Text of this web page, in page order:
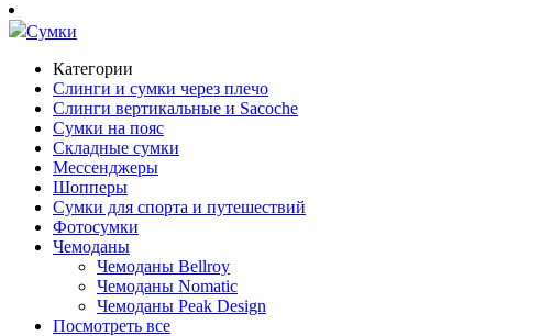
Сумки
Категории
Слинги и сумки через плечо
Слинги вертикальные и Sacoche
Сумки на пояс
Складные сумки
Мессенджеры
Шопперы
Сумки для спорта и путешествий
Фотосумки
Чемоданы
Чемоданы Bellroy
Чемоданы Nomatic
Чемоданы Peak Design
Посмотреть все